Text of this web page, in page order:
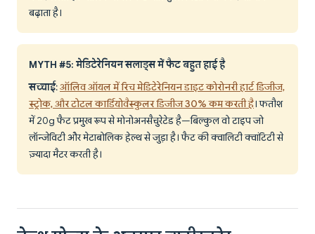
बढ़ाता है।
MYTH #5: मेडिटेरेनियन सलाड्स में फैट बहुत हाई है
सच्चाई:ऑलिव ऑयल में रिच मेडिटेरेनियन डाइट कोरोनरी हार्ट डिजीज,
स्ट्रोक, और टोटल कार्डियोवैस्कुलर डिजीज 30% कम करती है। फतौश
में 20g फैट प्रमुख रूप से मोनोअनसैचुरेटेड है—बिल्कुल वो टाइप जो
लॉन्जेविटी और मेटाबोलिक हेल्थ से जुड़ा है। फैट की क्वालिटी क्वांटिटी से
ज़्यादा मैटर करती है।